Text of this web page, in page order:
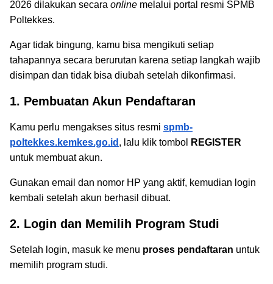
2026 dilakukan secara online melalui portal resmi SPMB
Poltekkes.
Agar tidak bingung, kamu bisa mengikuti setiap
tahapannya secara berurutan karena setiap langkah wajib
disimpan dan tidak bisa diubah setelah dikonfirmasi.
1. Pembuatan Akun Pendaftaran
Kamu perlu mengakses situs resmi spmb-
poltekkes.kemkes.go.id , lalu klik tombol
REGISTER
untuk membuat akun.
Gunakan email dan nomor HP yang aktif, kemudian login
kembali setelah akun berhasil dibuat.
2. Login dan Memilih Program Studi
Setelah login, masuk ke menu proses pendaftaran untuk
memilih program studi.